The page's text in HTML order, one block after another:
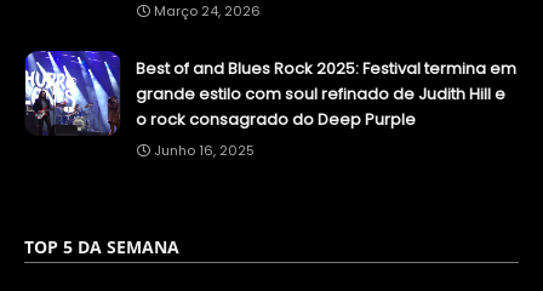
Março 24, 2026
Best of and Blues Rock 2025: Festival termina em
grande estilo com soul refinado de Judith Hill e
o rock consagrado do Deep Purple
Junho 16, 2025
TOP 5 DA SEMANA